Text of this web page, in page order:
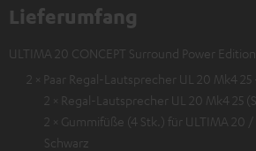
Lieferumfang
ULTIMA 20 CONCEPT Surround Power Edition
2 × Paar Regal-Lautsprecher UL 20 Mk4 25
2 × Regal-Lautsprecher UL 20 Mk4 25
2 × Gummifüße (4 Stk.) für ULTIMA 20
Schwarz